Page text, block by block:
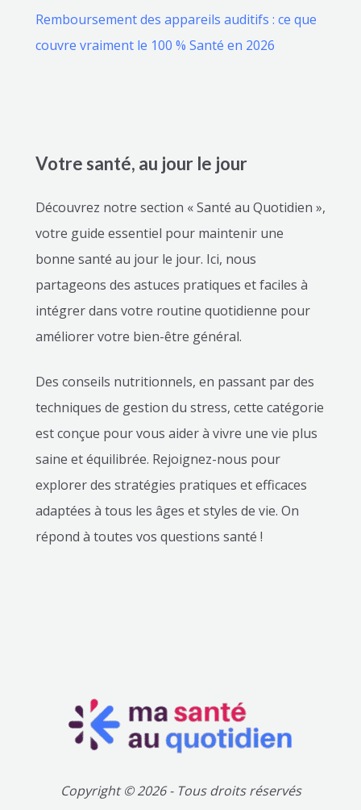
Remboursement des appareils auditifs : ce que
couvre vraiment le 100 % Santé en 2026
Votre santé, au jour le jour
Découvrez notre section « Santé au Quotidien »,
votre guide essentiel pour maintenir une
bonne santé au jour le jour. Ici, nous
partageons des astuces pratiques et faciles à
intégrer dans votre routine quotidienne pour
améliorer votre bien-être général.
Des conseils nutritionnels, en passant par des
techniques de gestion du stress, cette catégorie
est conçue pour vous aider à vivre une vie plus
saine et équilibrée. Rejoignez-nous pour
explorer des stratégies pratiques et efficaces
adaptées à tous les âges et styles de vie. On
répond à toutes vos questions santé !
Copyright © 2026 - Tous droits réservés